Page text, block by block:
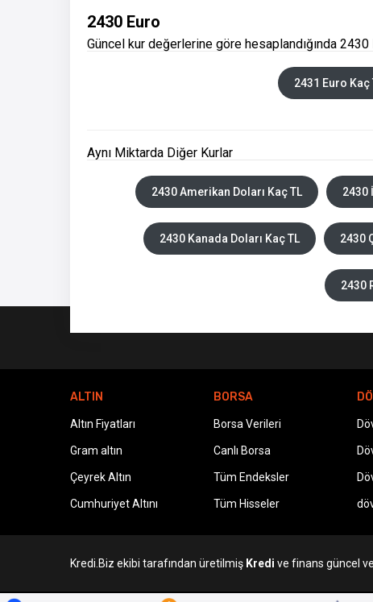
2430 Euro
Güncel kur değerlerine göre hesaplandığında 2430
2431 Euro Kaç
Aynı Miktarda Diğer Kurlar
2430 Amerikan Doları Kaç TL 2430
2430 Kanada Doları Kaç TL 2430
2430
ALTIN
Altın Fiyatları
Gram altın
Çeyrek Altın
Cumhuriyet Altını
BORSA
Borsa Verileri
Canlı Borsa
Tüm Endeksler
Tüm Hisseler
Kredi.Biz ekibi tarafından üretilmiş Kredi ve finans güncel